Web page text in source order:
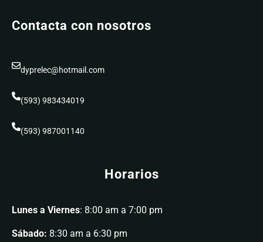
Contacta con nosotros
dyprelec@hotmail.com
(593) 983434019
(593) 987001140
Horarios
Lunes a Viernes: 8:00 am a 7:00 pm
Sábado: 8:30 am a 6:30 pm